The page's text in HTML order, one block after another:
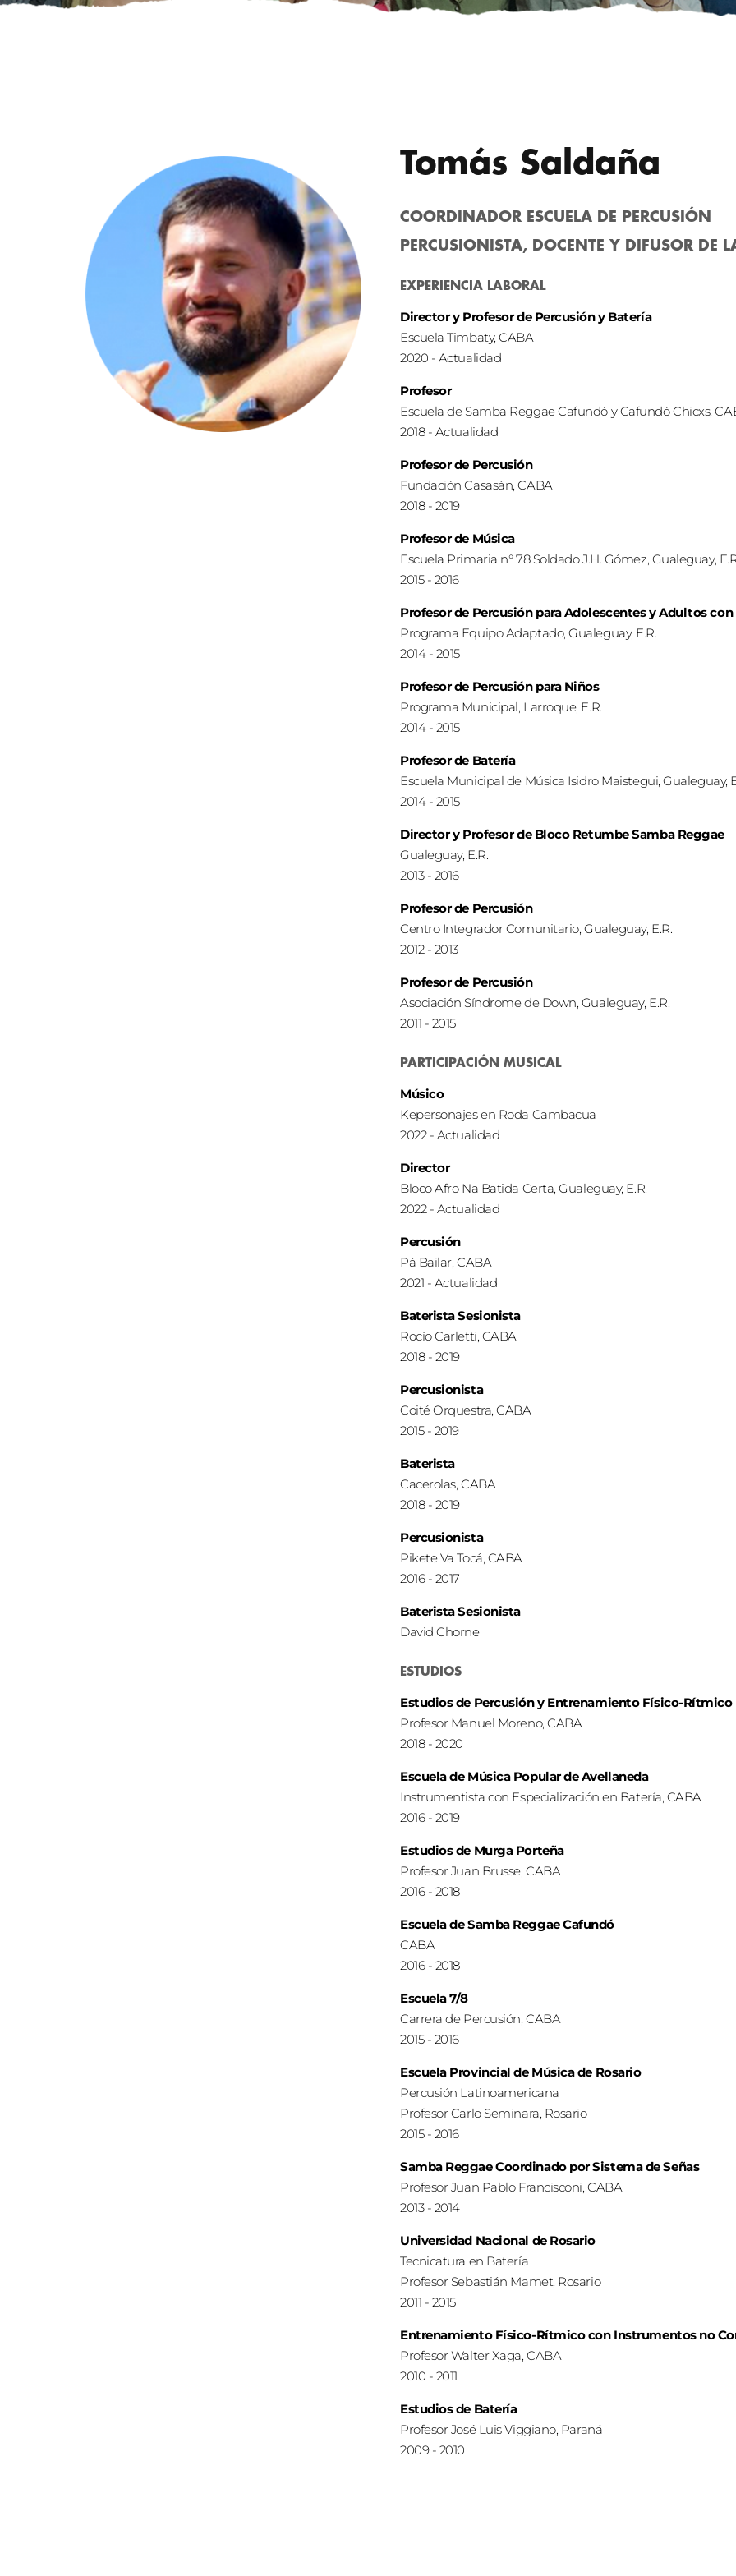
Tomás Saldaña
COORDINADOR ESCUELA DE PERCUSIÓN
PERCUSIONISTA, DOCENTE Y DIFUSOR DE
EXPERIENCIA LABORAL
Director y Profesor de Percusión y Batería
Escuela Timbaty, CABA
2020 - Actualidad
Profesor
Escuela de Samba Reggae Cafundó y Cafundó Chicxs,
2018 - Actualidad
Profesor de Percusión
Fundación Casasán, CABA
2018 - 2019
Profesor de Música
Escuela Primaria n° 78 Soldado J.H. Gómez, Gualeguay,
2015 - 2016
Profesor de Percusión para Adolescentes y Adultos
Programa Equipo Adaptado, Gualeguay, E.R.
2014 - 2015
Profesor de Percusión para Niños
Programa Municipal, Larroque, E.R.
2014 - 2015
Profesor de Batería
Escuela Municipal de Música Isidro Maistegui, Gualeguay,
2014 - 2015
Director y Profesor de Bloco Retumbe Samba Reggae
Gualeguay, E.R.
2013 - 2016
Profesor de Percusión
Centro Integrador Comunitario, Gualeguay, E.R.
2012 - 2013
Profesor de Percusión
Asociación Síndrome de Down, Gualeguay, E.R.
2011 - 2015
PARTICIPACIÓN MUSICAL
Músico
Kepersonajes en Roda Cambacua
2022 - Actualidad
Director
Bloco Afro Na Batida Certa, Gualeguay, E.R.
2022 - Actualidad
Percusión
Pá Bailar, CABA
2021 - Actualidad
Baterista Sesionista
Rocío Carletti, CABA
2018 - 2019
Percusionista
Coité Orquestra, CABA
2015 - 2019
Baterista
Cacerolas, CABA
2018 - 2019
Percusionista
Pikete Va Tocá, CABA
2016 - 2017
Baterista Sesionista
David Chorne
ESTUDIOS
Estudios de Percusión y Entrenamiento Físico-Rítmico
Profesor Manuel Moreno, CABA
2018 - 2020
Escuela de Música Popular de Avellaneda
Instrumentista con Especialización en Batería, CABA
2016 - 2019
Estudios de Murga Porteña
Profesor Juan Brusse, CABA
2016 - 2018
Escuela de Samba Reggae Cafundó
CABA
2016 - 2018
Escuela 7/8
Carrera de Percusión, CABA
2015 - 2016
Escuela Provincial de Música de Rosario
Percusión Latinoamericana
Profesor Carlo Seminara, Rosario
2015 - 2016
Samba Reggae Coordinado por Sistema de Señas
Profesor Juan Pablo Francisconi, CABA
2013 - 2014
Universidad Nacional de Rosario
Tecnicatura en Batería
Profesor Sebastián Mamet, Rosario
2011 - 2015
Entrenamiento Físico-Rítmico con Instrumentos no
Profesor Walter Xaga, CABA
2010 - 2011
Estudios de Batería
Profesor José Luis Viggiano, Paraná
2009 - 2010